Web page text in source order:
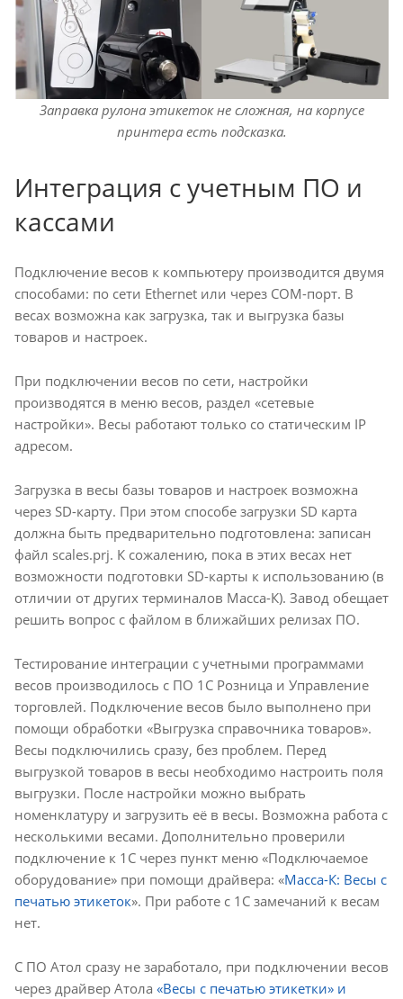
Заправка рулона этикеток не сложная, на корпусе
принтера есть подсказка.
Интеграция с учетным ПО и
кассами
Подключение весов к компьютеру производится двумя
способами: по сети Ethernet или через COM-порт. В
весах возможна как загрузка, так и выгрузка базы
товаров и настроек.
При подключении весов по сети, настройки
производятся в меню весов, раздел «сетевые
настройки». Весы работают только со статическим IP
адресом.
Загрузка в весы базы товаров и настроек возможна
через SD-карту. При этом способе загрузки SD карта
должна быть предварительно подготовлена: записан
файл scales.prj. К сожалению, пока в этих весах нет
возможности подготовки SD-карты к использованию (в
отличии от других терминалов Масса-К). Завод обещает
решить вопрос с файлом в ближайших релизах ПО.
Тестирование интеграции с учетными программами
весов производилось с ПО 1С Розница и Управление
торговлей. Подключение весов было выполнено при
помощи обработки «Выгрузка справочника товаров».
Весы подключились сразу, без проблем. Перед
выгрузкой товаров в весы необходимо настроить поля
выгрузки. После настройки можно выбрать
номенклатуру и загрузить её в весы. Возможна работа с
несколькими весами. Дополнительно проверили
подключение к 1С через пункт меню «Подключаемое
оборудование» при помощи драйвера: «Масса-К: Весы с
печатью этикеток». При работе с 1С замечаний к весам
нет.
С ПО Атол сразу не заработало, при подключении весов
через драйвер Атола «Весы с печатью этикетки» и